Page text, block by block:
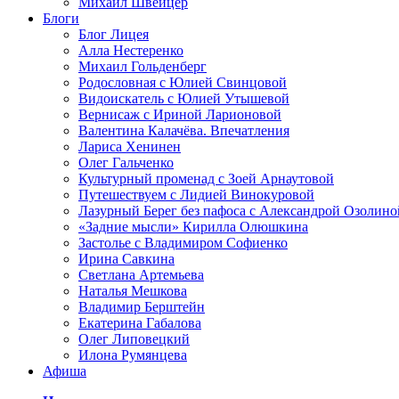
Блоги
Блог Лицея
Алла Нестеренко
Михаил Гольденберг
Родословная с Юлией Свинцовой
Видоискатель с Юлией Утышевой
Вернисаж с Ириной Ларионовой
Валентина Калачёва. Впечатления
Лариса Хенинен
Олег Гальченко
Культурный променад с Зоей Арнаутовой
Путешествуем с Лидией Винокуровой
Лазурный Берег без пафоса с Александрой
«Задние мысли» Кирилла Олюшкина
Застолье с Владимиром Софиенко
Ирина Савкина
Светлана Артемьева
Наталья Мешкова
Владимир Берштейн
Екатерина Габалова
Олег Липовецкий
Илона Румянцева
Афиша